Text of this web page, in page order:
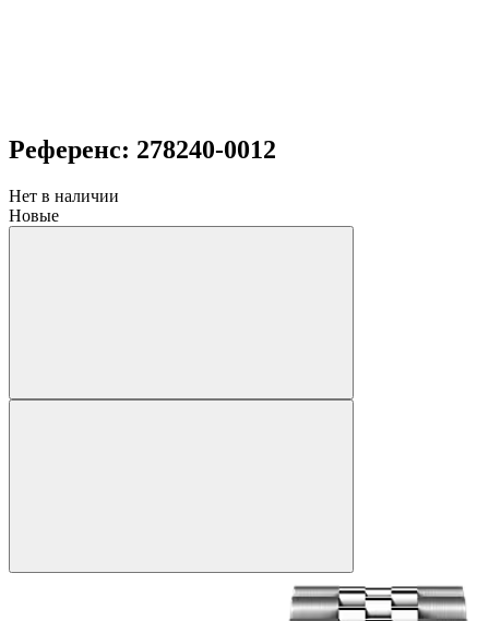
Референс: 278240-0012
Нет в наличии
Новые